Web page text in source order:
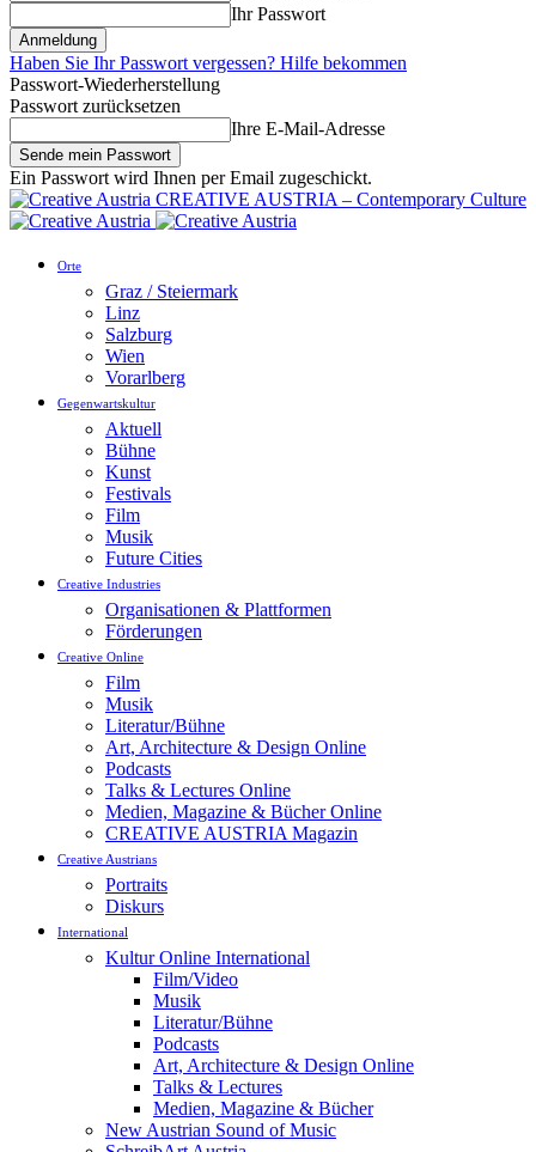
Ihr Passwort
Haben Sie Ihr Passwort vergessen? Hilfe bekommen
Passwort-Wiederherstellung
Passwort zurücksetzen
Ihre E-Mail-Adresse
Ein Passwort wird Ihnen per Email zugeschickt.
CREATIVE AUSTRIA – Contemporary Culture
Orte
Graz / Steiermark
Linz
Salzburg
Wien
Vorarlberg
Gegenwartskultur
Aktuell
Bühne
Kunst
Festivals
Film
Musik
Future Cities
Creative Industries
Organisationen & Plattformen
Förderungen
Creative Online
Film
Musik
Literatur/Bühne
Art, Architecture & Design Online
Podcasts
Talks & Lectures Online
Medien, Magazine & Bücher Online
CREATIVE AUSTRIA Magazin
Creative Austrians
Portraits
Diskurs
International
Kultur Online International
Film/Video
Musik
Literatur/Bühne
Podcasts
Art, Architecture & Design Online
Talks & Lectures
Medien, Magazine & Bücher
New Austrian Sound of Music